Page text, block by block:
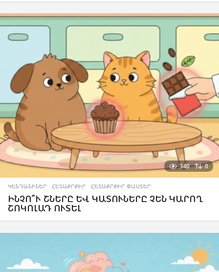
340 0
ԿԵՆԴԱՆԻՆԵՐ ,ՀԵՏԱՔՐՔԻՐ ,ՀԵՏԱՔՐՔԻՐ ՓԱՍՏԵՐ
ԻՆՉՈ՞Ւ ՇՆԵՐԸ ԵՎ ԿԱՏՈՒՆԵՐԸ ՉԵՆ ԿԱՐՈՂ
ՇՈԿՈԼԱԴ ՈՒՏԵԼ